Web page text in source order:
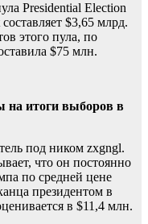
Presidential Election
$3,65 млрд.
этого пула, по
$75 млн.
на итоги выборов в
под ником zxgngl.
что он постоянно
по средней цене
президентом в
в $11,4 млн.